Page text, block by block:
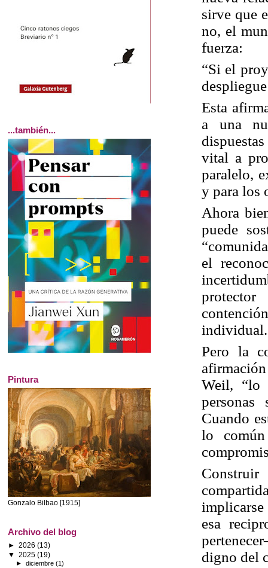
sirve que
no, el
fuerza:
“Si el
Esta
a una
vital a
paralelo,
y para los
Ahora
puede
el
individual.
Pero la
Weil, “lo
personas
Cuando
lo
Construir
esa
digno del
...también...
Pintura
Gonzalo Bilbao [1915]
Archivo del blog
► 2026 (13)
▼ 2025 (19)
►diciembre(1)